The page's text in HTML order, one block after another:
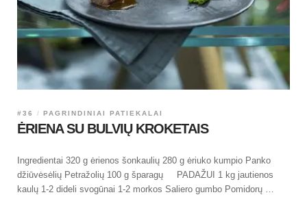
#36 PAGRINDINIAI PATIEKALAI
ĖRIENA SU BULVIŲ KROKETAIS
Ingredientai 320 g ėrienos šonkaulių 280 g ėriuko kumpio Panko
džiūvėsėlių Petražolių 100 g šparagų PADAŽUI 1 kg jautienos
kaulų 1-2 dideli svogūnai 1-2 morkos Saliero gumbo Pomidorų …